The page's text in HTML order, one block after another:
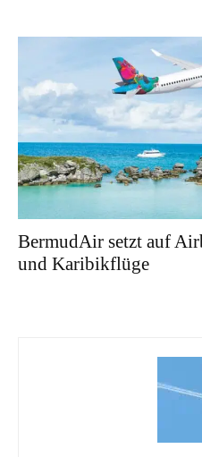
BermudAir setzt auf
und Karibikflüge